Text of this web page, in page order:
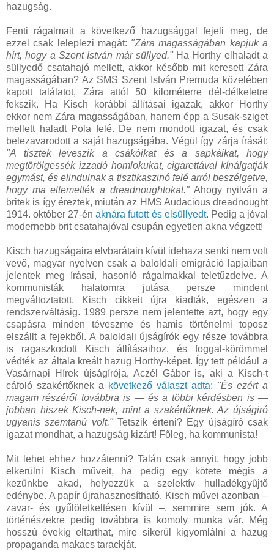
hazugság.
Fenti rágalmait a következő hazugsággal fejeli meg, de
ezzel csak leleplezi magát: "Zára magasságában kapjuk a
hírt, hogy a Szent István már süllyed."Ha Horthy elhaladt a
süllyedő csatahajó mellett, akkor később mit keresett Zára
magasságában? Az SMS Szent István Premuda közelében
kapott találatot, Zára attól 50 kilométerre dél-délkeletre
fekszik. Ha Kisch korábbi állításai igazak, akkor Horthy
ekkor nem Zára magasságában, hanem épp a Susak-sziget
mellett haladt Pola felé. De nem mondott igazat, és csak
belezavarodott a saját hazugságába. Végül így zárja írását:
"A tisztek leveszik a csákóikat és a sapkáikat, hogy
megtörölgessék izzadó homlokukat, cigarettával kínálgatják
egymást, és elindulnak a tisztikaszinó felé arról beszélgetve,
hogy ma eltemették a dreadnoughtokat."Ahogy nyilván a
britek is így éreztek, miután az HMS Audacious dreadnought
1914. október 27-énaknára futott és elsüllyedt. Pedig a jóval
modernebb brit csatahajóval csupán egyetlen akna végzett!
Kisch hazugságaira elvbarátain kívül idehaza senki nem volt
vevő, magyar nyelven csak a baloldali emigráció lapjaiban
jelentek meg írásai, hasonló rágalmakkal teletűzdelve. A
kommunisták halatomra jutása persze mindent
megváltoztatott. Kisch cikkeit újra kiadták, egészen a
rendszerváltásig. 1989 persze nem jelentette azt, hogy egy
csapásra minden téveszme és hamis történelmi toposz
elszállt a fejekből. A baloldali újságírók egy része továbbra
is ragaszkodott Kisch állításaihoz, és foggal-körömmel
védték az általa kreált hazug Horthy-képet. Így tett például a
Vasárnapi Hírek újságírója, Aczél Gábor is, aki a Kisch-t
cáfoló szakértőknek a következő választ adta: "És ezért a
magam részéről továbbra is — és a többi kérdésben is —
jobban hiszek Kisch-nek, mint a szakértőknek. Az újságiró
ugyanis szemtanú volt."Tetszik érteni? Egy újságíró csak
igazat mondhat, a hazugság kizárt! Főleg, ha kommunista!
Mit lehet ehhez hozzátenni? Talán csak annyit, hogy jobb
elkerülni Kisch műveit, ha pedig egy kötete mégis a
kezünkbe akad, helyezzük a szelektív hulladékgyűjtő
edénybe. A papír újrahasznosítható, Kisch művei azonban –
zavar- és gyűlöletkeltésen kívül –, semmire sem jók. A
történészekre pedig továbbra is komoly munka vár. Még
hosszú évekig eltarthat, mire sikerül kigyomlálni a hazug
propaganda makacs tarackját.